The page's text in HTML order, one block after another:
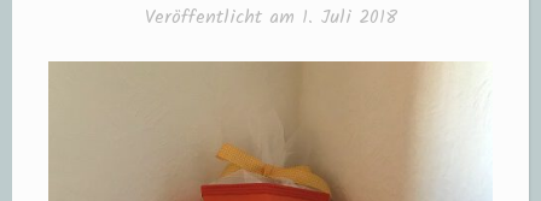
Veröffentlicht am 1. Juli 2018